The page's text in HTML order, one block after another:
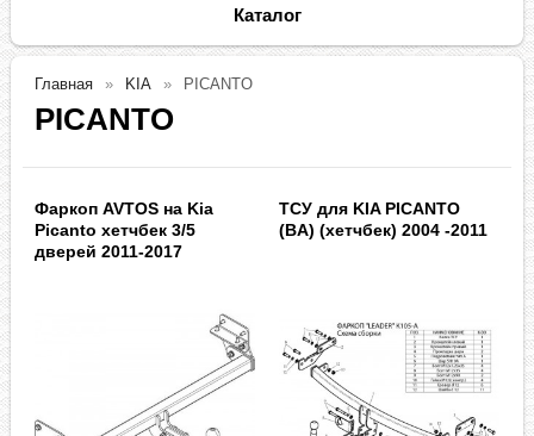
Каталог
Главная KIA PICANTO
PICANTO
Фаркоп AVTOS на Kia
Picanto хетчбек 3/5
дверей 2011-2017
ТСУ для KIA PICANTO
(BA) (хетчбек) 2004 -2011